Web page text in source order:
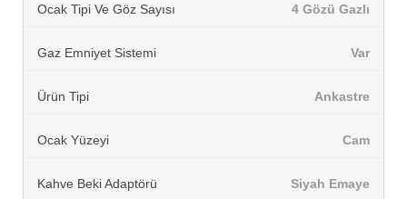
Ocak Tipi Ve Göz Sayısı 4 Gözü Gazlı
Gaz Emniyet Sistemi Var
Ürün Tipi Ankastre
Ocak Yüzeyi Cam
Kahve Beki Adaptörü Siyah Emaye